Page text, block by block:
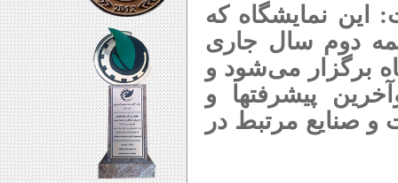
این نمایشگاه که
دوم سال جاری
ماه برگزار می‌شود و
پیشرفتها و
و صنایع مرتبط در